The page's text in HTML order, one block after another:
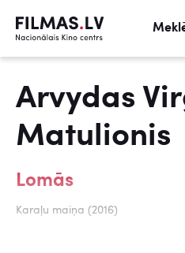
Arvydas
Matulionis
Lomās
Karaļu maiņa (2016)